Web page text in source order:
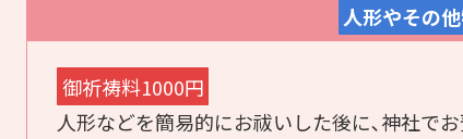
人形やその
御祈祷料1000円
人形などを簡易的にお祓いした後に､神社で